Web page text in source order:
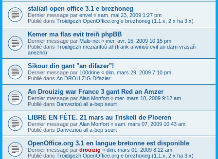
staliañ open office 3.1 e brezhoneg
Dernier message par envel « sam. mai 23, 2009 1:27 pm
Publié dans Troidigezh OpenOffice.org e brezhoneg (1.1.x, 2.x ha 3.x)
Kemer ma flas evit treiñ phpBB
Dernier message par Malo-net « mer. avr. 15, 2009 10:15 pm
Publié dans Troidigezh meziantoù all (frank a wirioù evit an darn vrasañ
anezho)
Sikour din gant "an difazer"!
Dernier message par 100drine « dim. mars 29, 2009 7:10 pm
Publié dans An DROUIZIG Difazier
An Drouizig war France 3 gant Red an Amzer
Dernier message par Alan Monfort « mer. mars 18, 2009 9:12 am
Publié dans Danvezioù all a-bep seurt
LIBRE EN FÊTE. 21 mars au Triskell de Ploeren
Dernier message par Alan Monfort « sam. mars 07, 2009 10:43 am
Publié dans Danvezioù all a-bep seurt
OpenOffice.org 3.1 en langue bretonne est disponible
Dernier message par drouizig « dim. mars 01, 2009 8:22 am
Publié dans Troidigezh OpenOffice.org e brezhoneg (1.1.x, 2.x ha 3.x)